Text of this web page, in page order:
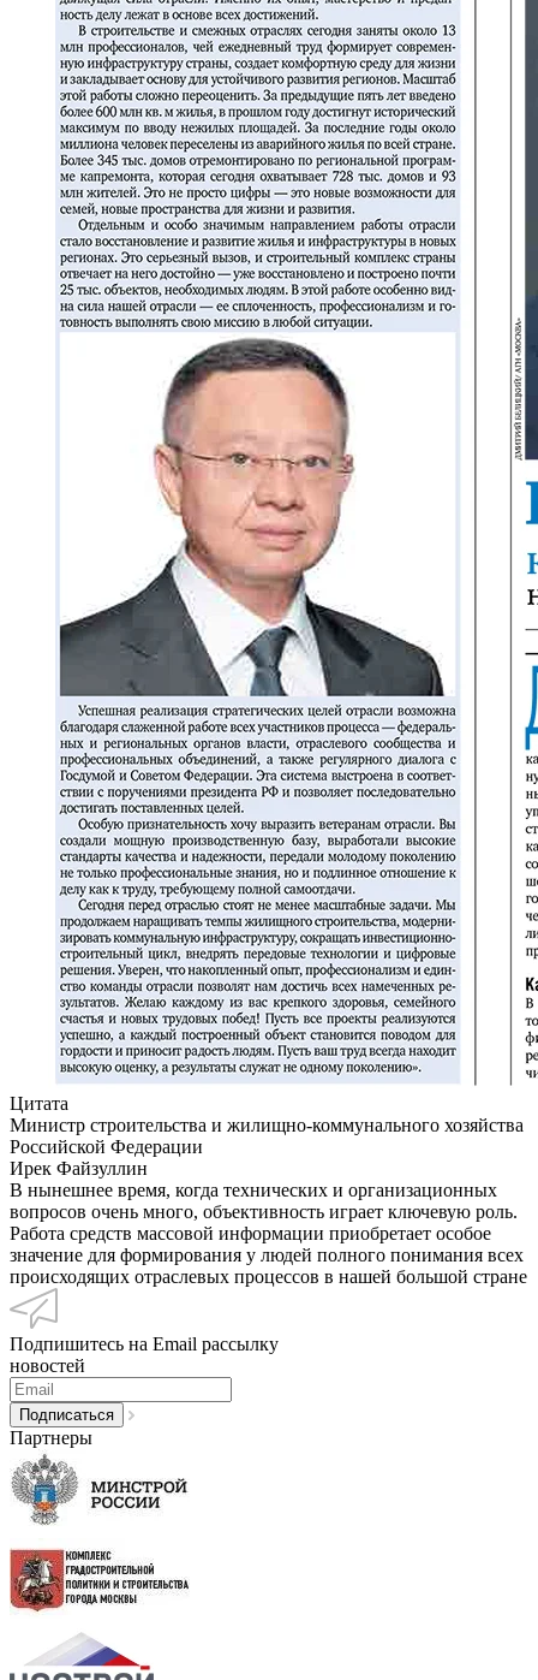
Цитата
Министр строительства и жилищно-коммунального хозяйства
Российской Федерации
Ирек Файзуллин
В нынешнее время, когда технических и организационных
вопросов очень много, объективность играет ключевую роль.
Работа средств массовой информации приобретает особое
значение для формирования у людей полного понимания всех
происходящих отраслевых процессов в нашей большой стране
Подпишитесь на Email рассылку
новостей
Партнеры